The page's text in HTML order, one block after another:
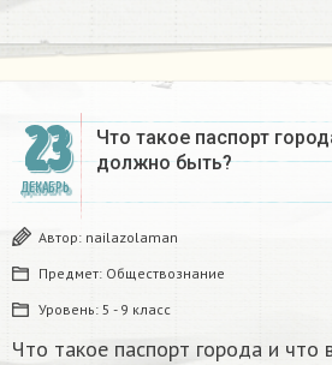
23
ДЕКАБРЬ
Что такое паспорт
должно быть?
Автор: nailazolaman
Предмет: Обществознание
Уровень: 5 - 9 класс
Что такое паспорт города и